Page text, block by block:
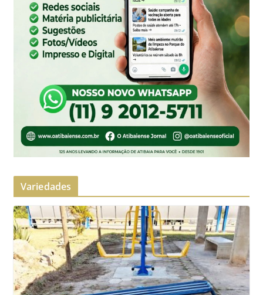
Variedades